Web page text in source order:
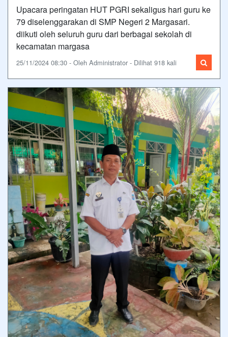
Upacara peringatan HUT PGRI sekaligus hari guru ke
79 diselenggarakan di SMP Negeri 2 Margasari.
diikuti oleh seluruh guru dari berbagai sekolah di
kecamatan margasa
25/11/2024 08:30 - Oleh Administrator - Dilihat 918 kali